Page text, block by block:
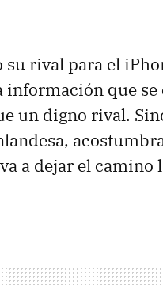
rival para el
información que se
un digno rival.
a dejar el camino